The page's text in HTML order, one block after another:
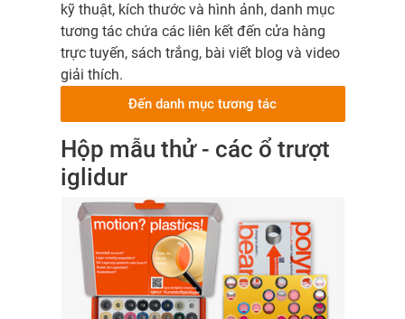
kỹ thuật, kích thước và hình ảnh, danh mục
tương tác chứa các liên kết đến cửa hàng
trực tuyến, sách trắng, bài viết blog và video
giải thích.
Đến danh mục tương tác
Hộp mẫu thử - các ổ trượt
iglidur